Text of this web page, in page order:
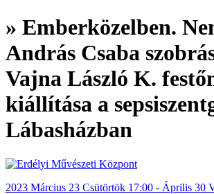
» Emberközelben.
András Csaba
Vajna László K.
kiállítása a
Lábasházban
2023 Március 23 Csütörtök 17:00 - Április 30